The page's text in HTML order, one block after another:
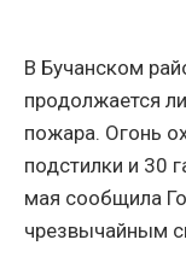
В Бучанском
продолжается
пожара. Огонь
подстилки и 30
мая сообщила
чрезвычайным